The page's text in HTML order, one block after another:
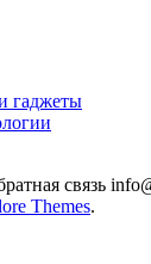
гаджеты
связь
Themes.